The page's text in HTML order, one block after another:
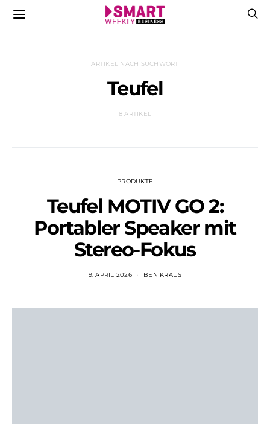
ARTIKEL NACH SUCHWORT
Teufel
8 ARTIKEL
PRODUKTE
Teufel MOTIV GO 2:
Portabler Speaker mit
Stereo-Fokus
9. APRIL 2026 BEN KRAUS